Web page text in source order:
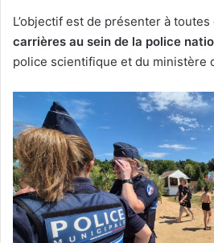
L’objectif est de présenter à
carrières au sein de la police
police scientifique et du ministère